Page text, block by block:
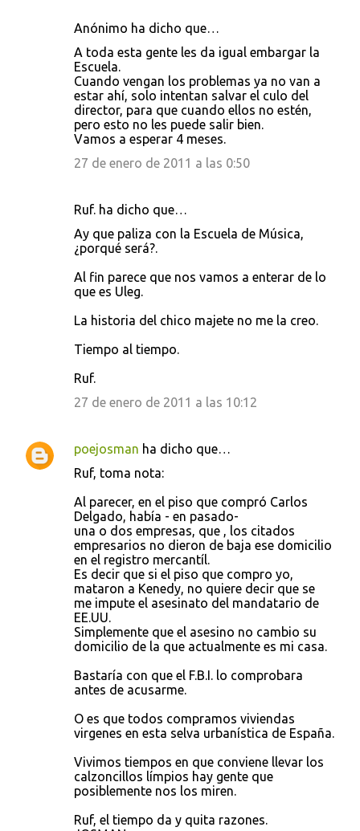
Anónimo ha dicho que…
A toda esta gente les da igual embargar la
Escuela.
Cuando vengan los problemas ya no van a
estar ahí, solo intentan salvar el culo del
director, para que cuando ellos no estén,
pero esto no les puede salir bien.
Vamos a esperar 4 meses.
27 de enero de 2011 a las 0:50
Ruf. ha dicho que…
Ay que paliza con la Escuela de Música,
¿porqué será?.
Al fin parece que nos vamos a enterar de lo
que es Uleg.
La historia del chico majete no me la creo.
Tiempo al tiempo.
Ruf.
27 de enero de 2011 a las 10:12
poejosman ha dicho que…
Ruf, toma nota:
Al parecer, en el piso que compró Carlos
Delgado, había - en pasado-
una o dos empresas, que , los citados
empresarios no dieron de baja ese domicilio
en el registro mercantíl.
Es decir que si el piso que compro yo,
mataron a Kenedy, no quiere decir que se
me impute el asesinato del mandatario de
EE.UU.
Simplemente que el asesino no cambio su
domicilio de la que actualmente es mi casa.
Bastaría con que el F.B.I. lo comprobara
antes de acusarme.
O es que todos compramos viviendas
virgenes en esta selva urbanística de España.
Vivimos tiempos en que conviene llevar los
calzoncillos límpios hay gente que
posiblemente nos los miren.
Ruf, el tiempo da y quita razones.